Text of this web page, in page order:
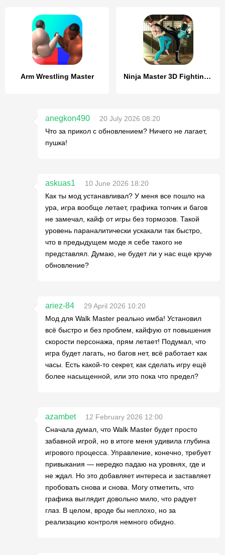
Arm Wrestling Master Ninja Master 3D Fighting Games
anegkon490
20 July 2026 08:20
Что за прикол с обновлением? Ничего не лагает,
пушка!
askuas1
10 June 2026 18:20
Как ты мод устанавливал? У меня все пошло на
ура, игра вообще летает, графика топчик и багов
не замечал, кайф от игры без тормозов. Такой
уровень параналитически ускакали так быстро,
что в предыдущем моде я себе такого не
представлял. Думаю, не будет ли у нас еще круче
обновление?
ariez-84
29 April 2026 10:20
Мод для Walk Master реально имба! Установил
всё быстро и без проблем, кайфую от повышения
скорости персонажа, прям летает! Подумал, что
игра будет лагать, но багов нет, всё работает как
часы. Есть какой-то секрет, как сделать игру ещё
более насыщенной, или это пока что предел?
azambet
12 February 2026 12:00
Сначала думал, что Walk Master будет просто
забавной игрой, но в итоге меня удивила глубина
игрового процесса. Управление, конечно, требует
привыкания — нередко падаю на уровнях, где и
не ждал. Но это добавляет интереса и заставляет
пробовать снова и снова. Могу отметить, что
графика выглядит довольно мило, что радует
глаз. В целом, вроде бы неплохо, но за
реализацию контроля немного обидно.